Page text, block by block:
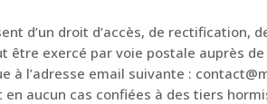
d’un droit d’accès, de rectification,
exercé par voie postale auprès de
à l’adresse email suivante :
aucun cas confiées à des tiers